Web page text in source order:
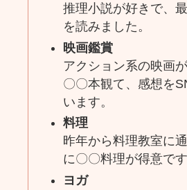
推理小説が好きで、
を読みました。
映画鑑賞
アクション系の映画
〇〇本観て、感想を
います。
料理
昨年から料理教室に
に〇〇料理が得意です
ヨガ